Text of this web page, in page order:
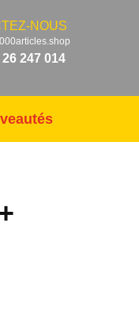
NOUS
247 014